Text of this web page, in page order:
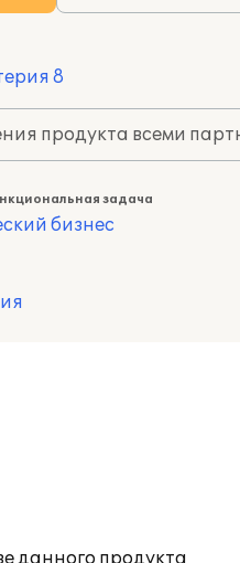
8
продукта всеми
задача
бизнес
данного продукта